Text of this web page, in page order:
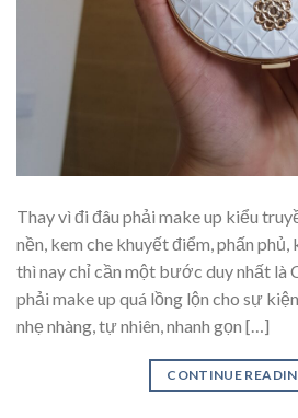
Thay vì đi đâu phải make up kiểu
nền, kem che khuyết điểm, phấn phủ,
thì nay chỉ cần một bước duy nhất là
phải make up quá lồng lộn cho sự
nhẹ nhàng, tự nhiên, nhanh gọn […]
CONTINUE